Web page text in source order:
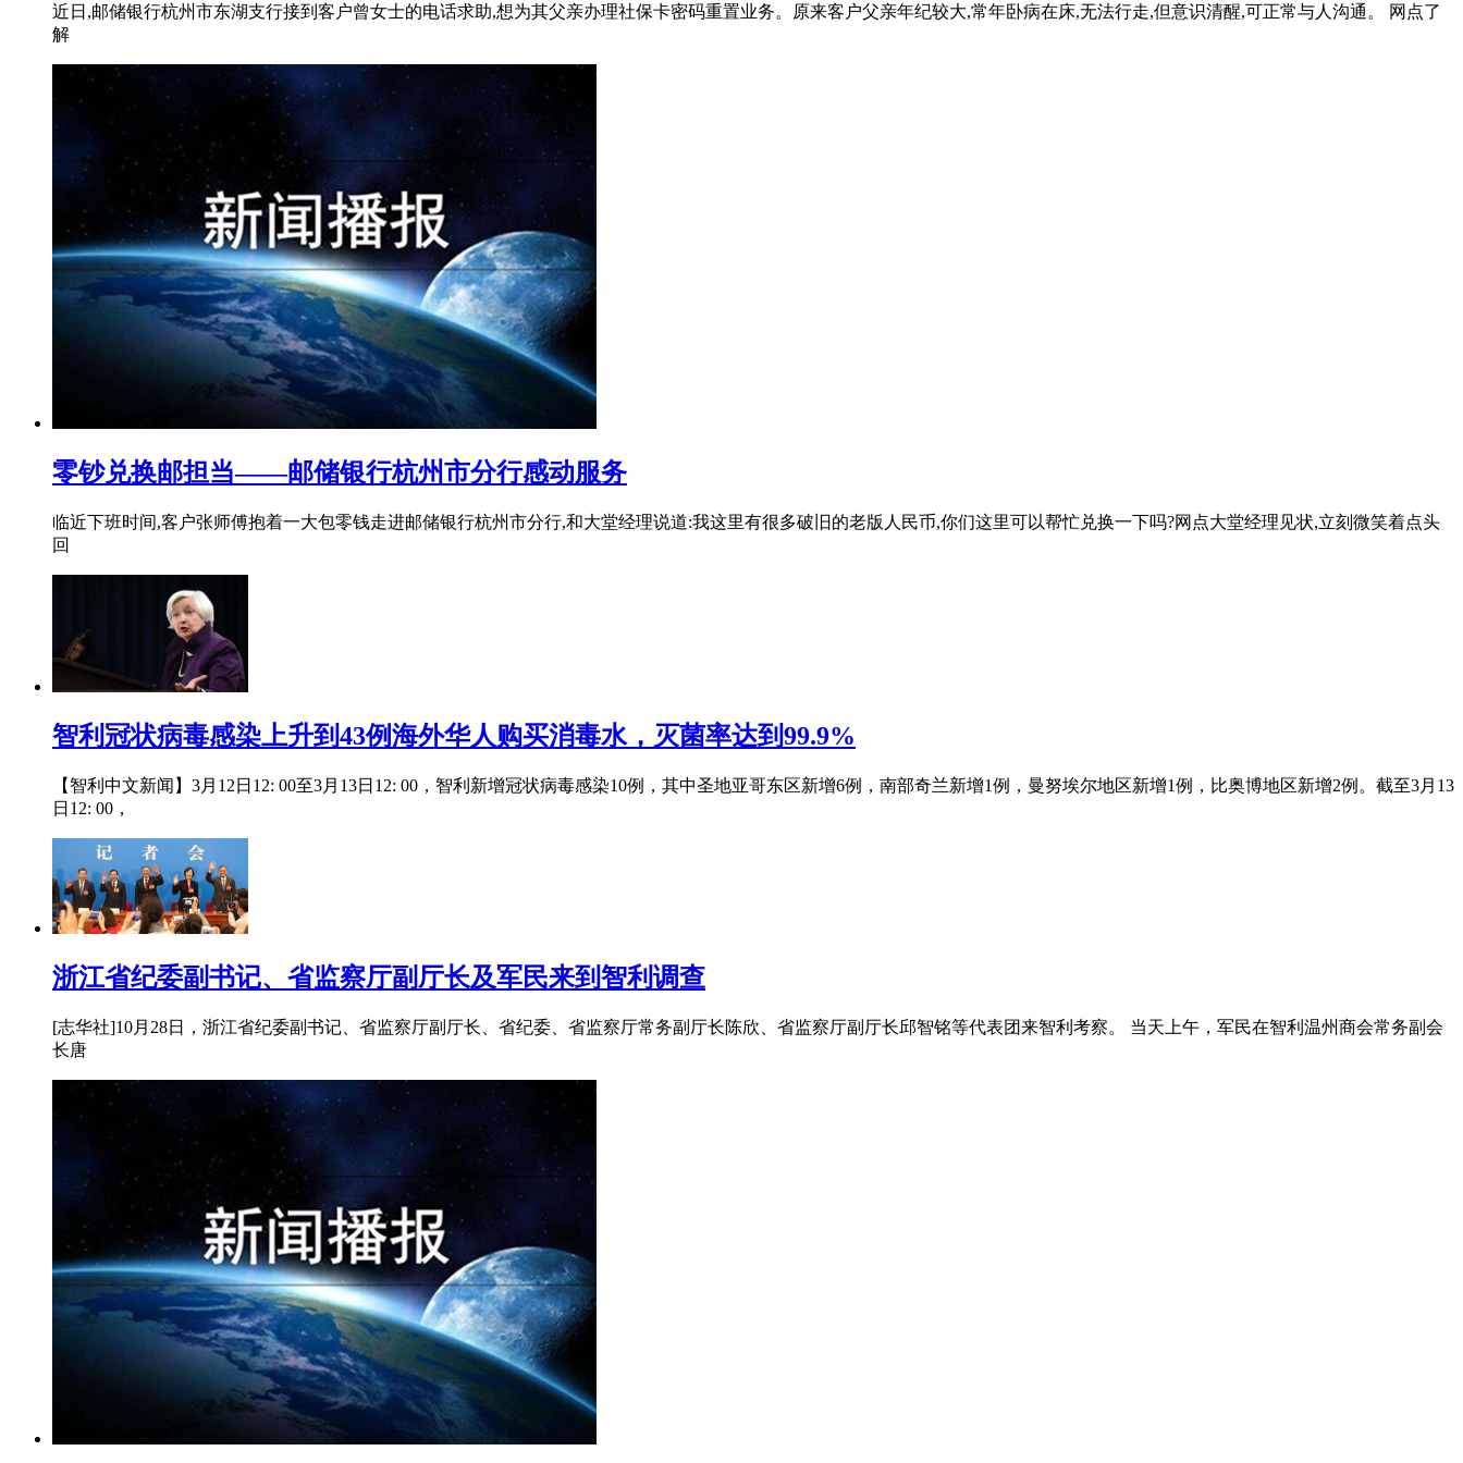
近日,邮储银行杭州市东湖支行接到客户曾女士的电话求助,想为其父亲办理社保卡密码重置业务。原来客户父亲年纪较大,常年卧病在床,无法行走,但意识清醒,可正常与人沟通。 网点了
解
零钞兑换邮担当——邮储银行杭州市分行感动服务
临近下班时间,客户张师傅抱着一大包零钱走进邮储银行杭州市分行,和大堂经理说道:我这里有很多破旧的老版人民币,你们这里可以帮忙兑换一下吗?网点大堂经理见状,立刻微笑着点头
回
智利冠状病毒感染上升到43例海外华人购买消毒水，灭菌率达到99.9%
【智利中文新闻】3月12日12: 00至3月13日12: 00，智利新增冠状病毒感染10例，其中圣地亚哥东区新增6例，南部奇兰新增1例，曼努埃尔地区新增1例，比奥博地区新增2例。截至3月13
日12: 00，
浙江省纪委副书记、省监察厅副厅长及军民来到智利调查
[志华社]10月28日，浙江省纪委副书记、省监察厅副厅长、省纪委、省监察厅常务副厅长陈欣、省监察厅副厅长邱智铭等代表团来智利考察。 当天上午，军民在智利温州商会常务副会
长唐